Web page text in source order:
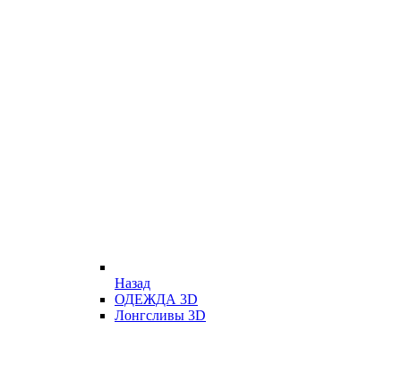
Назад
ОДЕЖДА 3D
Лонгсливы 3D